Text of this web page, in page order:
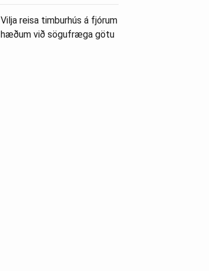
Vilja reisa timburhús á fjórum
hæðum við sögufræga götu